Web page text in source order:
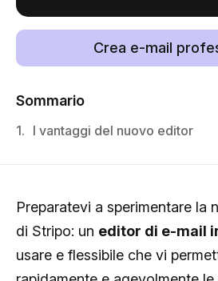
Crea e-mail
Sommario
1. I vantaggi del nuovo editor
Preparatevi a sperimentare la
di Stripo: un editor di e-mail
usare e flessibile che vi